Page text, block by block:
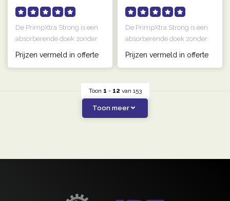
De PrimpXtra Strong is een
absorberende doek zonder
perfec..
Prijzen vermeld in offerte
De PrimpXtra Strong is een
absorberende doek zonder
perfec..
Prijzen vermeld in offerte
Toon 1 - 12 van 153
Toon meer